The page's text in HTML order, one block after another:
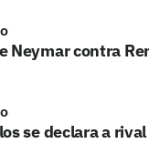
Neymar contra
se declara a